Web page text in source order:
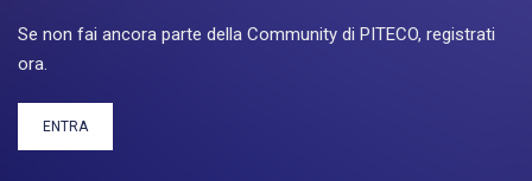
Se non fai ancora parte della Community di PITECO, registrati
ora.
ENTRA